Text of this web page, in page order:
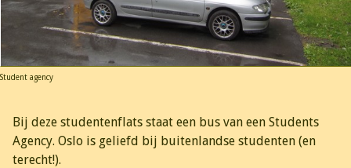
Student agency
Bij deze studentenflats staat een bus van een Students
Agency. Oslo is geliefd bij buitenlandse studenten (en
terecht!).